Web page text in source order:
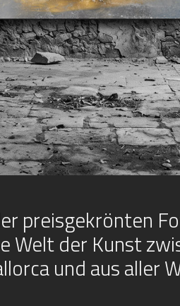
preisgekrönten
Welt der Kunst
und aus aller